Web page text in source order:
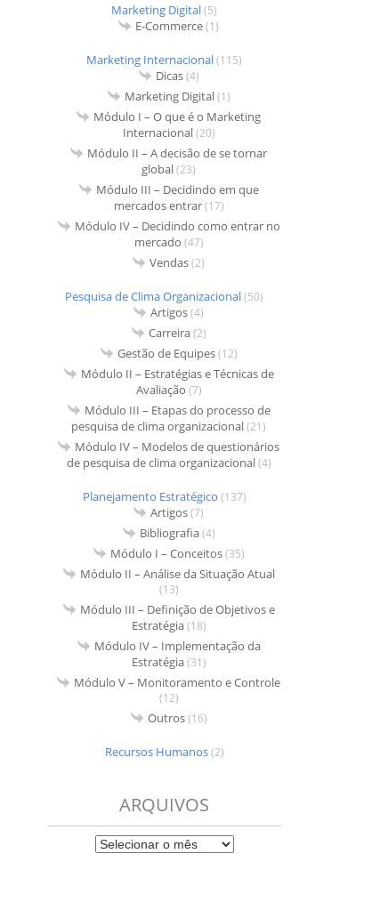
Marketing Digital(5)
E-Commerce(1)
Marketing Internacional(115)
Dicas(4)
Marketing Digital(1)
Módulo I – O que é o Marketing
Internacional(20)
Módulo II – A decisão de se tornar
global(23)
Módulo III – Decidindo em que
mercados entrar(17)
Módulo IV – Decidindo como entrar no
mercado (47)
Vendas(2)
Pesquisa de Clima Organizacional(50)
Artigos(4)
Carreira(2)
Gestão de Equipes(12)
Módulo II – Estratégias e Técnicas de
Avaliação (7)
Módulo III – Etapas do processo de
pesquisa de clima organizacional(21)
Módulo IV – Modelos de questionários
de pesquisa de clima organizacional(4)
Planejamento Estratégico (137)
Artigos(7)
Bibliografia(4)
Módulo I – Conceitos(35)
Módulo II – Análise da Situação Atual
(13)
Módulo III – Definição de Objetivos e
Estratégia(18)
Módulo IV – Implementação da
Estratégia(31)
Módulo V – Monitoramento e Controle
(12)
Outros(16)
Recursos Humanos(2)
ARQUIVOS